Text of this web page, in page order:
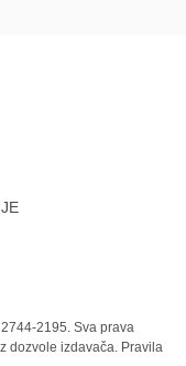
2195. Sva prava
dozvole izdavača. Pravila